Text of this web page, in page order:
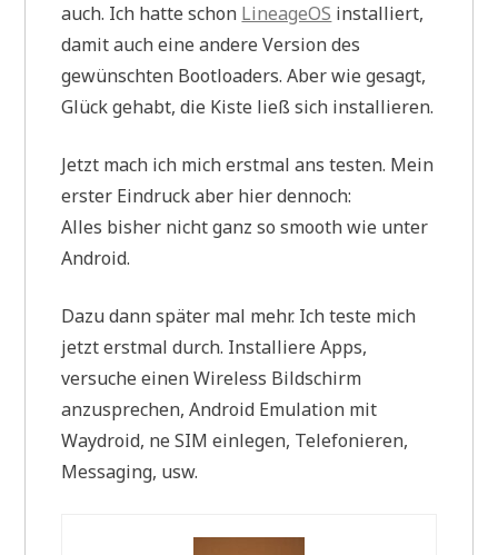
auch. Ich hatte schon LineageOS installiert,
damit auch eine andere Version des
gewünschten Bootloaders. Aber wie gesagt,
Glück gehabt, die Kiste ließ sich installieren.
Jetzt mach ich mich erstmal ans testen. Mein
erster Eindruck aber hier dennoch:
Alles bisher nicht ganz so smooth wie unter
Android.
Dazu dann später mal mehr. Ich teste mich
jetzt erstmal durch. Installiere Apps,
versuche einen Wireless Bildschirm
anzusprechen, Android Emulation mit
Waydroid, ne SIM einlegen, Telefonieren,
Messaging, usw.